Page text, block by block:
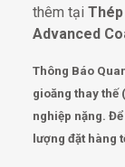
thêm tại
Advanced
Thông Báo
gioăng thay
nghiệp nặng.
lượng đặt hàng